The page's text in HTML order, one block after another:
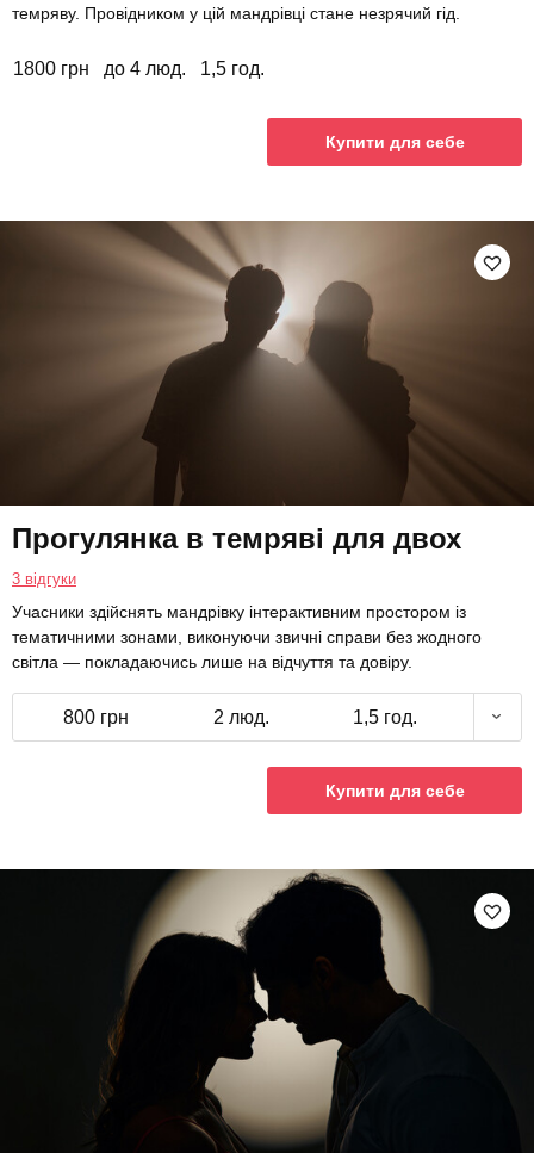
темряву. Провідником у цій мандрівці стане незрячий гід.
1800 грн до 4 люд. 1,5 год.
Купити для себе
Прогулянка в темряві для двох
3 відгуки
Учасники здійснять мандрівку інтерактивним простором із
тематичними зонами, виконуючи звичні справи без жодного
світла — покладаючись лише на відчуття та довіру.
800 грн 2 люд. 1,5 год.
Купити для себе